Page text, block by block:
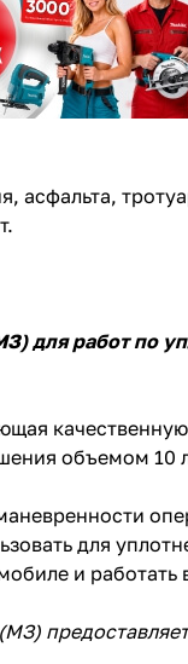
асфальта,
для работ по
объемом 10
для
и